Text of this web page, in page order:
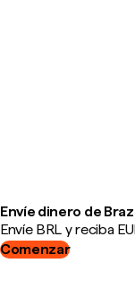
Envíe dinero de
Envíe BRL y reciba
Comenzar